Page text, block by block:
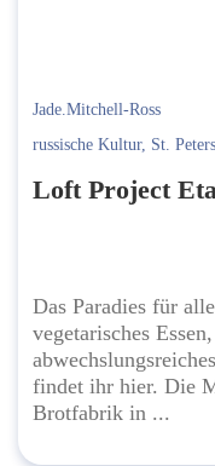
Jade.Mitchell-Ross
russische Kultur, St.
Loft Project
Das Paradies für
vegetarisches Essen,
findet ihr hier. Die
Brotfabrik in ...